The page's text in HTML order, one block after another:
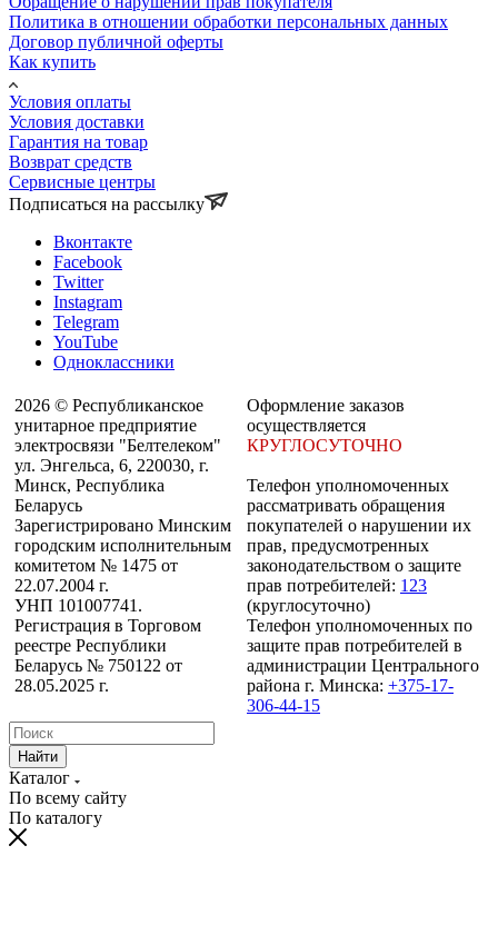
Политика в отношении обработки персональных данных
Договор публичной оферты
Как купить
Условия оплаты
Условия доставки
Гарантия на товар
Возврат средств
Сервисные центры
Подписаться на рассылку
Вконтакте
Facebook
Twitter
Instagram
Telegram
YouTube
Одноклассники
2026 © Республиканское
унитарное предприятие
электросвязи "Белтелеком"
ул. Энгельса, 6, 220030, г.
Минск, Республика
Беларусь
Зарегистрировано Минским
городским исполнительным
комитетом № 1475 от
22.07.2004 г.
УНП 101007741.
Регистрация в Торговом
реестре Республики
Беларусь № 750122 от
28.05.2025 г.
Оформление заказов
осуществляется
КРУГЛОСУТОЧНО
Телефон уполномоченных
рассматривать обращения
покупателей о нарушении их
прав, предусмотренных
законодательством о защите
прав потребителей: 123
(круглосуточно)
Телефон уполномоченных по
защите прав потребителей в
администрации Центрального
района г. Минска: +375-17-
306-44-15
Найти
Каталог
По всему сайту
По каталогу